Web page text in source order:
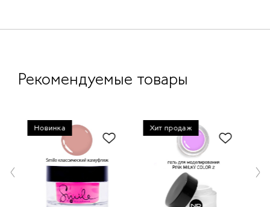
Рекомендуемые товары
Новинка Хит продаж